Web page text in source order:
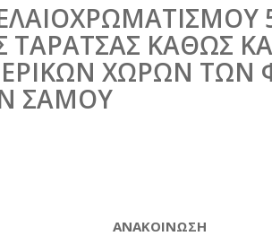
ΚΑΘΩΣ
ΧΩΡΩΝ ΤΩΝ
ΣΑΜΟΥ
ΑΝΑΚΟΙΝΩΣΗ